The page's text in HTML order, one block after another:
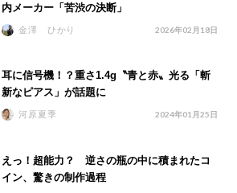
内メーカー「苦渋の決断」
金澤 ひかり 2026年02月18日
耳に信号機！？重さ1.4g〝青と赤〟光る「斬
新なピアス」が話題に
河原夏季 2024年01月25日
えっ！超能力？ 逆さの瓶の中に積まれたコ
イン、驚きの制作過程